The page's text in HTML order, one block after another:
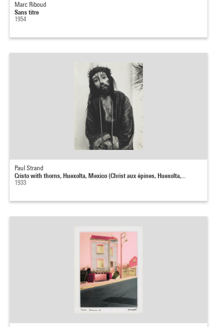
Marc Riboud
Sans titre
1954
Paul Strand
Cristo with thorns, Huexolta, Mexico (Christ aux épines, Huexolta,...
1933